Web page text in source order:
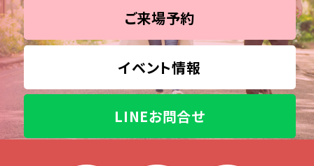
ご来場予約
イベント情報
LINEお問合せ